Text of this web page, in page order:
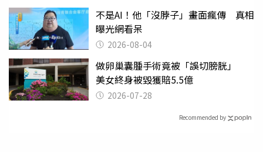
不是AI！他「沒脖子」畫面瘋傳 真相
曝光網看呆
2026-08-04
做卵巢囊腫手術竟被「誤切膀胱」
美女終身被毀獲賠5.5億
2026-07-28
Recommended by